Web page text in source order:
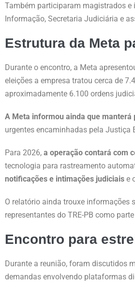
Também participaram magistrados e
Informação, Secretaria Judiciária e
Estrutura da Meta
Durante o encontro, a Meta
eleições a empresa tratou cerca de
aproximadamente 6.100 ordens
A Meta informou ainda que
urgentes encaminhadas pela Justiça
Para 2026, a operação contará com
tecnologia para rastreamento
notificações e intimações judiciais e
O relatório ainda trouxe informações
representantes do TRE-PB como
Encontro para
Durante a reunião, foram discutidos
demandas envolvendo plataformas